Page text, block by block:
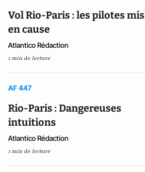
Vol Rio-Paris : les pilotes mis
en cause
Atlantico Rédaction
1 min de lecture
AF 447
Rio-Paris : Dangereuses
intuitions
Atlantico Rédaction
1 min de lecture